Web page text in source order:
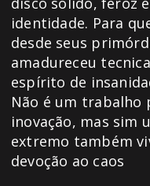
identidade. Para
desde seus
amadureceu
espírito de
Não é um trabalho
inovação, mas sim
extremo também
devoção ao caos